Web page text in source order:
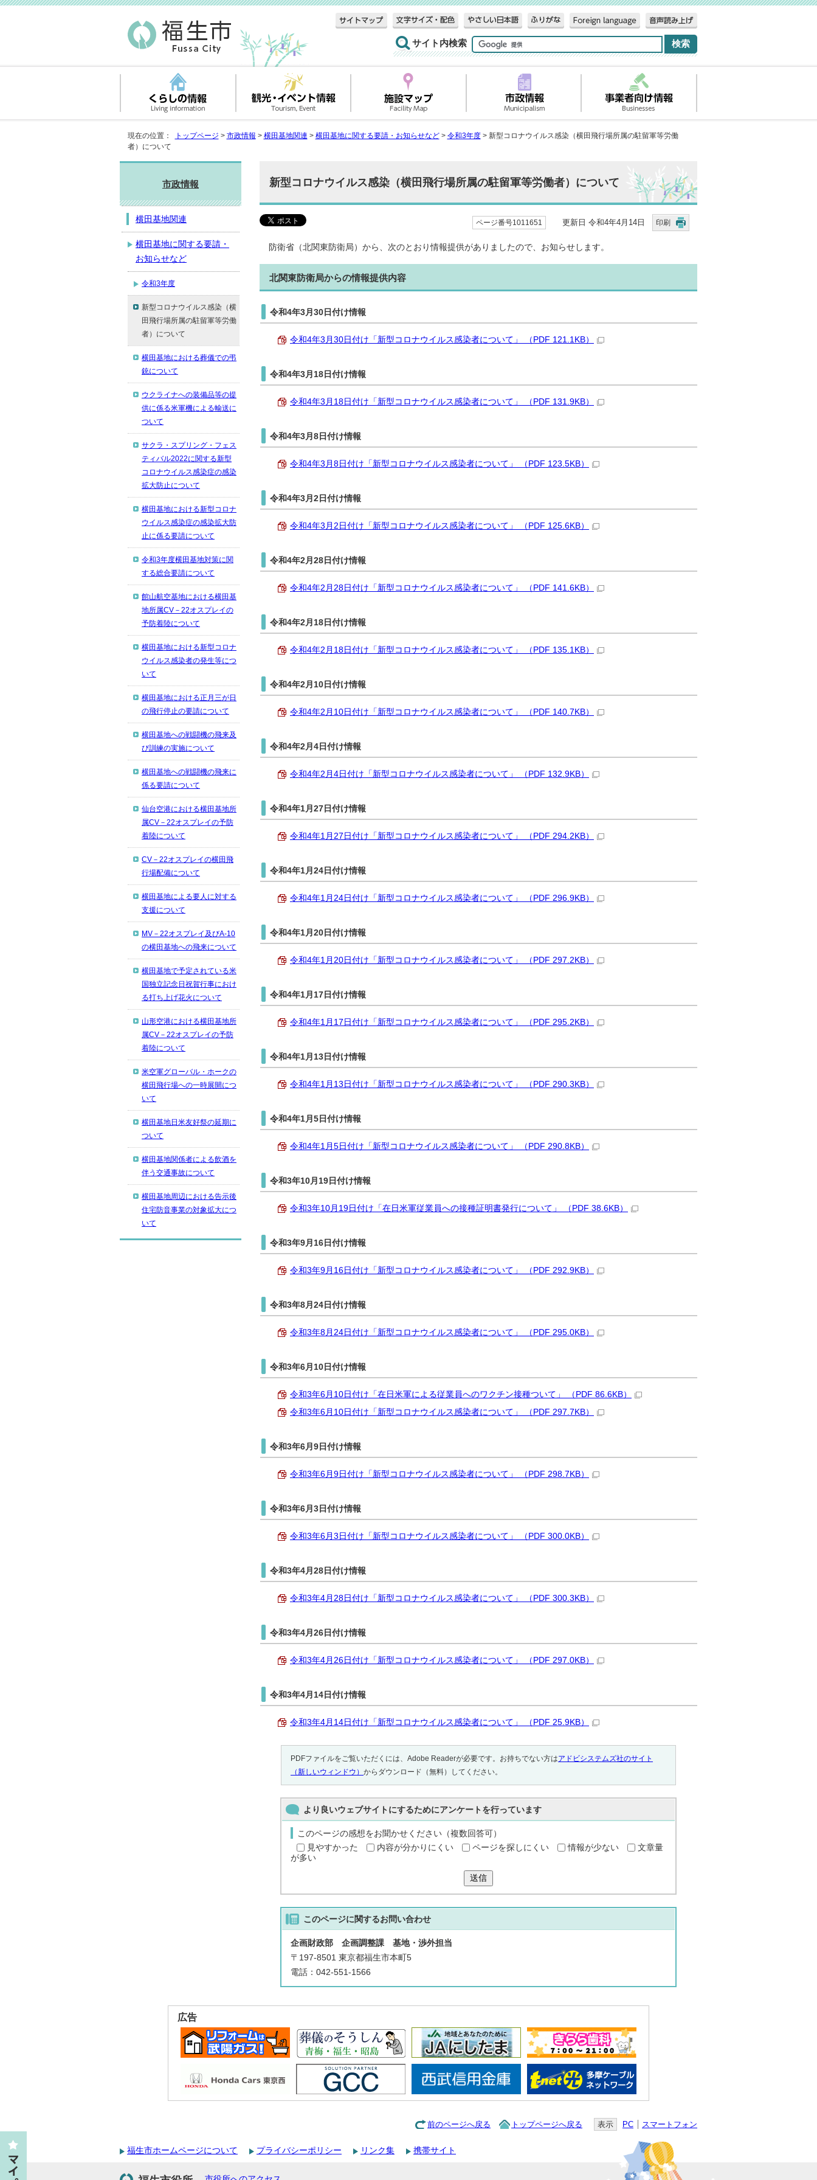
サイト内検索
現在の位置： トップページ > 市政情報 > 横田基地関連 > 横田基地に関する要請・お知らせなど> 令和3年度> 新型コロナウイルス感染（横田飛行場所属の駐留軍等労働
者）について
新型コロナウイルス感染（横田飛行場所属の駐留軍等労働者）について
ページ番号1011651 更新日 令和4年4月14日 印刷
防衛省（北関東防衛局）から、次のとおり情報提供がありましたので、お知らせします。
北関東防衛局からの情報提供内容
令和4年3月30日付け情報
令和4年3月30日付け「新型コロナウイルス感染者について」 （PDF 121.1KB）
令和4年3月18日付け情報
令和4年3月18日付け「新型コロナウイルス感染者について」 （PDF 131.9KB）
令和4年3月8日付け情報
令和4年3月8日付け「新型コロナウイルス感染者について」 （PDF 123.5KB）
令和4年3月2日付け情報
令和4年3月2日付け「新型コロナウイルス感染者について」 （PDF 125.6KB）
令和4年2月28日付け情報
令和4年2月28日付け「新型コロナウイルス感染者について」 （PDF 141.6KB）
令和4年2月18日付け情報
令和4年2月18日付け「新型コロナウイルス感染者について」 （PDF 135.1KB）
令和4年2月10日付け情報
令和4年2月10日付け「新型コロナウイルス感染者について」 （PDF 140.7KB）
令和4年2月4日付け情報
令和4年2月4日付け「新型コロナウイルス感染者について」 （PDF 132.9KB）
令和4年1月27日付け情報
令和4年1月27日付け「新型コロナウイルス感染者について」 （PDF 294.2KB）
令和4年1月24日付け情報
令和4年1月24日付け「新型コロナウイルス感染者について」 （PDF 296.9KB）
令和4年1月20日付け情報
令和4年1月20日付け「新型コロナウイルス感染者について」 （PDF 297.2KB）
令和4年1月17日付け情報
令和4年1月17日付け「新型コロナウイルス感染者について」 （PDF 295.2KB）
令和4年1月13日付け情報
令和4年1月13日付け「新型コロナウイルス感染者について」 （PDF 290.3KB）
令和4年1月5日付け情報
令和4年1月5日付け「新型コロナウイルス感染者について」 （PDF 290.8KB）
令和3年10月19日付け情報
令和3年10月19日付け「在日米軍従業員への接種証明書発行について」 （PDF 38.6KB）
令和3年9月16日付け情報
令和3年9月16日付け「新型コロナウイルス感染者について」 （PDF 292.9KB）
令和3年8月24日付け情報
令和3年8月24日付け「新型コロナウイルス感染者について」 （PDF 295.0KB）
令和3年6月10日付け情報
令和3年6月10日付け「在日米軍による従業員へのワクチン接種ついて」 （PDF 86.6KB）
令和3年6月10日付け「新型コロナウイルス感染者について」 （PDF 297.7KB）
令和3年6月9日付け情報
令和3年6月9日付け「新型コロナウイルス感染者について」 （PDF 298.7KB）
令和3年6月3日付け情報
令和3年6月3日付け「新型コロナウイルス感染者について」 （PDF 300.0KB）
令和3年4月28日付け情報
令和3年4月28日付け「新型コロナウイルス感染者について」 （PDF 300.3KB）
令和3年4月26日付け情報
令和3年4月26日付け「新型コロナウイルス感染者について」 （PDF 297.0KB）
令和3年4月14日付け情報
令和3年4月14日付け「新型コロナウイルス感染者について」 （PDF 25.9KB）
PDFファイルをご覧いただくには、Adobe Readerが必要です。お持ちでない方はアドビシステムズ社のサイト
（新しいウィンドウ） からダウンロード（無料）してください。
より良いウェブサイトにするためにアンケートを行っています
このページの感想をお聞かせください（複数回答可）
見やすかった
内容が分かりにくい ページを探しにくい 情報が少ない
文章量
が多い
送信
このページに関するお問い合わせ
企画財政部 企画調整課 基地・渉外担当
〒197-8501 東京都福生市本町5
電話：042-551-1566
市政情報
横田基地関連
横田基地に関する要請・
お知らせなど
令和3年度
新型コロナウイルス感染（横
田飛行場所属の駐留軍等労働
者）について
横田基地における葬儀での弔
銃について
ウクライナへの装備品等の提
供に係る米軍機による輸送に
ついて
サクラ・スプリング・フェス
ティバル2022に関する新型
コロナウイルス感染症の感染
拡大防止について
横田基地における新型コロナ
ウイルス感染症の感染拡大防
止に係る要請について
令和3年度横田基地対策に関
する総合要請について
館山航空基地における横田基
地所属CV－22オスプレイの
予防着陸について
横田基地における新型コロナ
ウイルス感染者の発生等につ
いて
横田基地における正月三が日
の飛行停止の要請について
横田基地への戦闘機の飛来及
び訓練の実施について
横田基地への戦闘機の飛来に
係る要請について
仙台空港における横田基地所
属CV－22オスプレイの予防
着陸について
CV－22オスプレイの横田飛
行場配備について
横田基地による要人に対する
支援について
MV－22オスプレイ及びA-10
の横田基地への飛来について
横田基地で予定されている米
国独立記念日祝賀行事におけ
る打ち上げ花火について
山形空港における横田基地所
属CV－22オスプレイの予防
着陸について
米空軍グローバル・ホークの
横田飛行場への一時展開につ
いて
横田基地日米友好祭の延期に
ついて
横田基地関係者による飲酒を
伴う交通事故について
横田基地周辺における告示後
住宅防音事業の対象拡大につ
いて
広告
前のページへ戻る トップページへ戻る 表示 PC スマートフォン
福生市ホームページについて プライバシーポリシー リンク集 携帯サイト